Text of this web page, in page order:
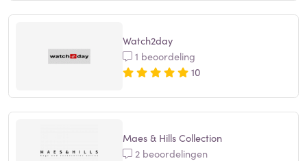
Watch2day
1 beoordeling
10
Maes & Hills Collection
2 beoordelingen